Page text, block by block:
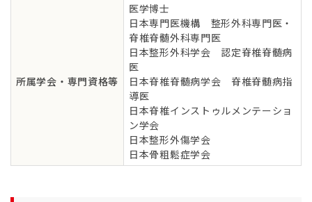
所属学会・専門資格等
医学博士
日本専門医機構 整形外科専門医・
脊椎脊髄外科専門医
日本整形外科学会 認定脊椎脊髄病
医
日本脊椎脊髄病学会 脊椎脊髄病指
導医
日本脊椎インストゥルメンテーショ
ン学会
日本整形外傷学会
日本骨粗鬆症学会